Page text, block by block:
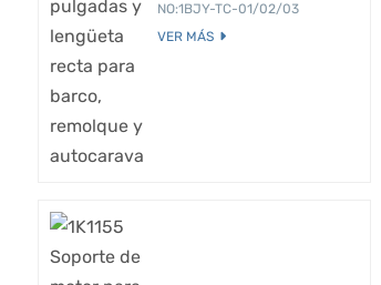
NO:1BJY-TC-01/02/03
VER MÁS